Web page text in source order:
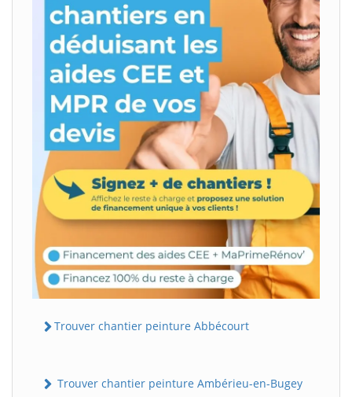
Trouver chantier peinture Abbécourt
Trouver chantier peinture Ambérieu-en-Bugey